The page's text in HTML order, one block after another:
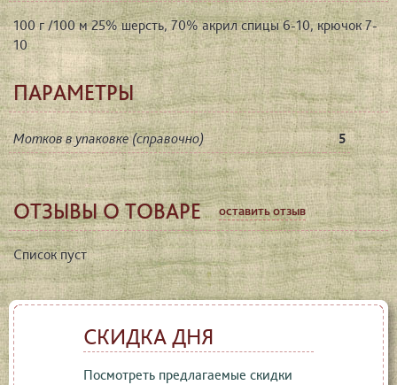
100 г /100 м 25% шерсть, 70% акрил спицы 6-10, крючок 7-
10
ПАРАМЕТРЫ
Мотков в упаковке (справочно) 5
ОТЗЫВЫ О ТОВАРЕ оставить отзыв
Список пуст
СКИДКА ДНЯ
Посмотреть предлагаемые скидки